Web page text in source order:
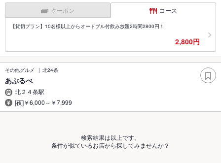
クーポン コース
【貸切プラン】10名様以上からオードブル付飲み放題2時間2800円！
2,800円
その他グルメ 北24条
あぶるべ
北２４条駅
[夜]￥6,000～￥7,999
検索結果は以上です。
条件が似ているお店から探してみませんか？